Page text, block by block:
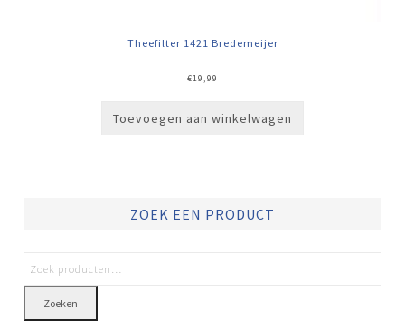
Theefilter 1421 Bredemeijer
€19,99
Toevoegen aan winkelwagen
ZOEK EEN PRODUCT
Zoeken